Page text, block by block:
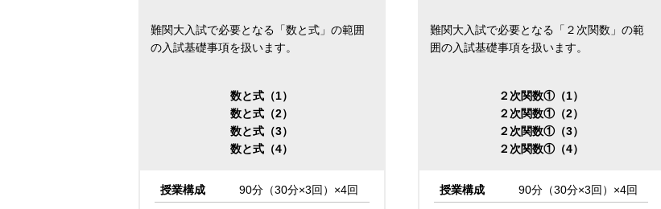
難関大入試で必要となる「数と式」の範囲
の入試基礎事項を扱います。
数と式（1）
数と式（2）
数と式（3）
数と式（4）
授業構成 90分（30分×3回）×4回
難関大入試で必要となる「２次関数」の範
囲の入試基礎事項を扱います。
２次関数①（1）
２次関数①（2）
２次関数①（3）
２次関数①（4）
授業構成 90分（30分×3回）×4回